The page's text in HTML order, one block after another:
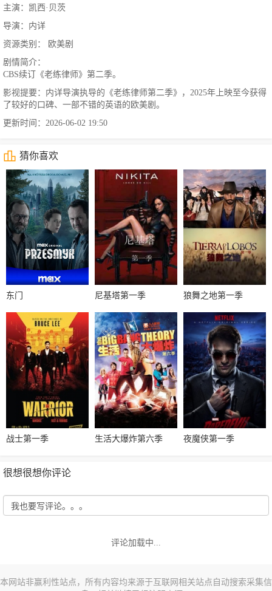
主演：凯西·贝茨
导演：内详
资源类别： 欧美剧
剧情简介：
CBS续订《老练律师》第二季。
影视提要：内详导演执导的《老练律师第二季》，2025年上映至今获得
了较好的口碑、一部不错的英语的欧美剧。
更新时间：2026-06-02 19:50
猜你喜欢
东门 尼基塔第一季 狼舞之地第一季
战士第一季 生活大爆炸第六季 夜魔侠第一季
很想很想你评论
评论加载中...
本网站非赢利性站点，所有内容均来源于互联网相关站点自动搜索采集信